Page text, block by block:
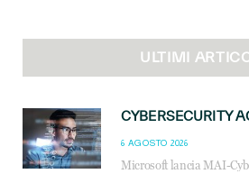
ULTIMI
6 AGOSTO 2026